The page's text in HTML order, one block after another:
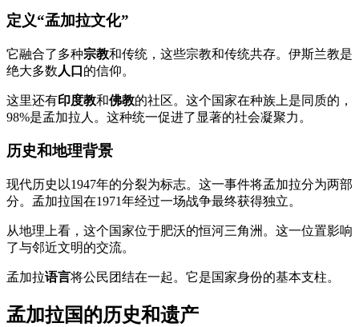
定义“孟加拉文化”
它融合了多种宗教和传统，这些宗教和传统共存。伊斯兰教是
绝大多数 人口 的信仰。
这里还有印度教和佛教的社区。这个国家在种族上是同质的，
98%是孟加拉人。这种统一促进了显著的社会凝聚力。
历史和地理背景
现代历史以1947年的分裂为标志。这一事件将孟加拉分为两部
分。孟加拉国在1971年经过一场战争最终获得独立。
从地理上看，这个国家位于肥沃的恒河三角洲。这一位置影响
了与邻近文明的交流。
孟加拉语言将公民团结在一起。它是国家身份的基本支柱。
孟加拉国的历史和遗产